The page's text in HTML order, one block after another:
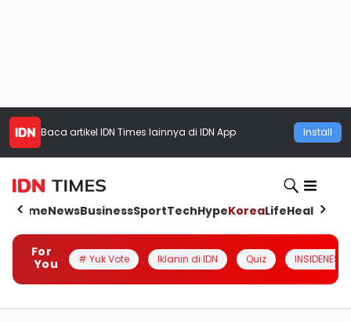
Baca artikel IDN Times lainnya di IDN App Install
HomeNewsBusinessSportTechHypeKoreaLifeHealth
For
You
# Yuk Vote Iklanin di IDN Quiz INSIDENESIA